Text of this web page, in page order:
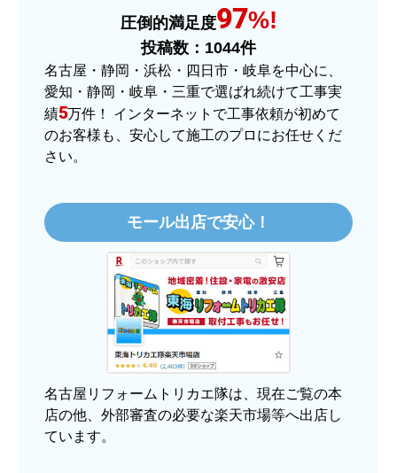
またこのショップを利用したいですか？
はい
【注文商品】ヒーター・ストーブ 【注
文時期】2025年11月頃（モバイルから）
【このショップを選んだ理由は？】
【注文からどのくらいで届きましたか？】
3日程で届きました。発送作業が早かったです。
【その他感想・コメント】
大手ネットショップよりも結構安いところで買う
のは不安でしたが、発送もかなり早くて、梱包も
丁寧でした。
圧倒的満足度97%!
投稿数： 1044件
名古屋・静岡・浜松・四日市・岐阜を中心に、
愛知・静岡・岐阜・三重で選ばれ続けて工事実
績5万件！ インターネットで工事依頼が初めて
のお客様も、安心して施工のプロにお任せくだ
さい。
モール出店で安心！
名古屋リフォームトリカエ隊は、現在ご覧の本
店の他、外部審査の必要な楽天市場等へ出店し
ています。